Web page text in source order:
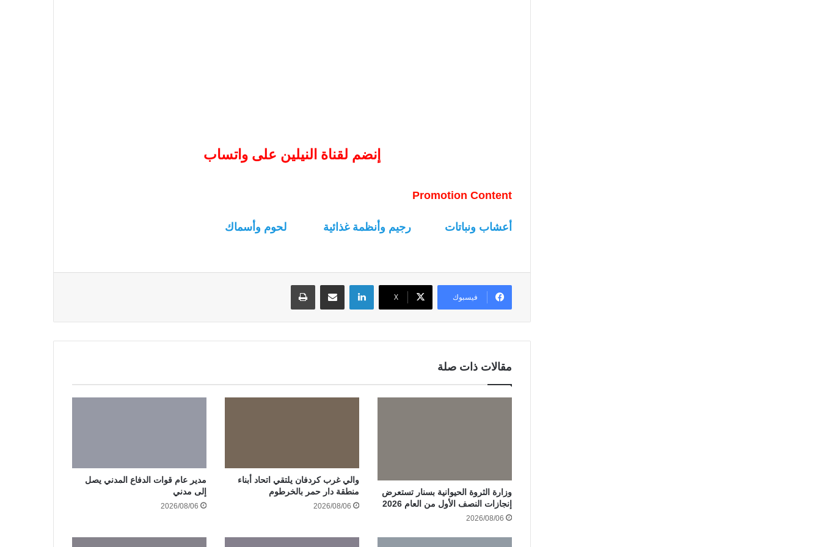
إنضم لقناة النيلين على واتساب
Promotion Content
أعشاب ونباتات رجيم وأنظمة غذائية لحوم وأسماك
فيسبوك ‫X
لينكدإن
مقالات ذات صلة
وزارة الثروة الحيوانية بسنار تستعرض
إنجازات النصف الأول من العام 2026
2026/08/06
والي غرب كردفان يلتقي اتحاد أبناء
منطقة دار حمر بالخرطوم
2026/08/06
مدير عام قوات الدفاع المدني يصل
إلى مدني
2026/08/06